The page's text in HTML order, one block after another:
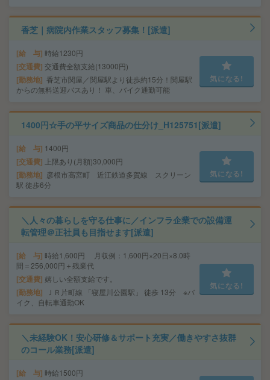
香芝｜病院内作業スタッフ募集！[派遣]
給 与 時給1230円
交通費 交通費全額支給(13000円)
勤務地 香芝市関屋／関屋駅より徒歩約15分！関屋駅
からの無料送迎バスあり！ 車、バイク通勤可能
気になる!
1400円☆手の平サイズ商品の仕分け_H125751[派遣]
給 与 1400円
交通費 上限あり(月額)30,000円
勤務地
彦根市高宮町 近江鉄道多賀線 スクリーン
駅 徒歩6分
気になる!
＼人々の暮らしを守る仕事に／インフラ企業での設備運
転管理＠正社員も目指せます[派遣]
給 与 時給1,600円 月収例：1,600円×20日×8.0時
間＝256,000円＋残業代
交通費 嬉しい全額支給です。
勤務地
ＪＲ片町線 「寝屋川公園駅」 徒歩 13分 ※バ
イク、自転車通勤OK
気になる!
＼未経験OK！安心研修＆サポート充実／働きやすさ抜群
のコール業務[派遣]
給 与 時給1500円